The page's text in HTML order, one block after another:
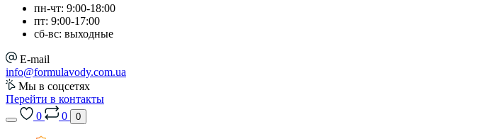
пн-чт: 9:00-18:00
пт: 9:00-17:00
сб-вс: выходные
E-mail
info@formulavody.com.ua
Мы в соцсетях
Перейти в контакты
0
0 0